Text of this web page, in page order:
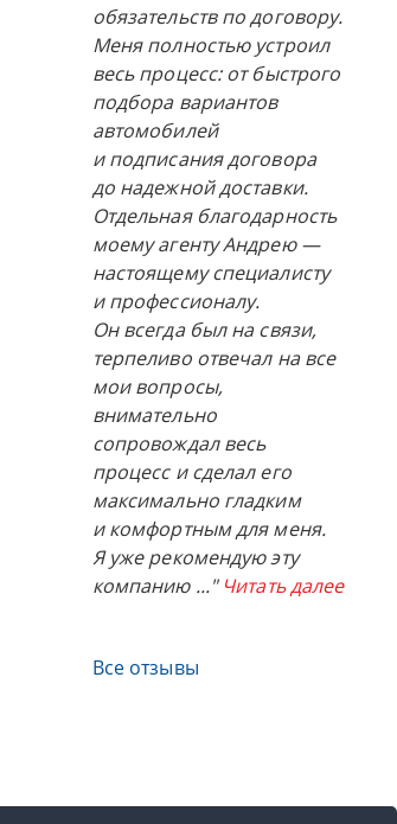
обязательств по договору.
Меня полностью устроил
весь процесс: от быстрого
подбора вариантов
автомобилей
и подписания договора
до надежной доставки.
Отдельная благодарность
моему агенту Андрею —
настоящему специалисту
и профессионалу.
Он всегда был на связи,
терпеливо отвечал на все
мои вопросы,
внимательно
сопровождал весь
процесс и сделал его
максимально гладким
и комфортным для меня.
Я уже рекомендую эту
компанию ..." Читать далее
Все отзывы